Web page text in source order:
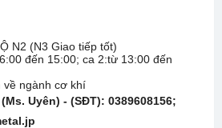
N2 (N3 Giao tiếp tốt)
đến 15:00; ca 2:từ 13:00 đến
về ngành cơ khí
Uyên) - (SĐT): 0389608156;